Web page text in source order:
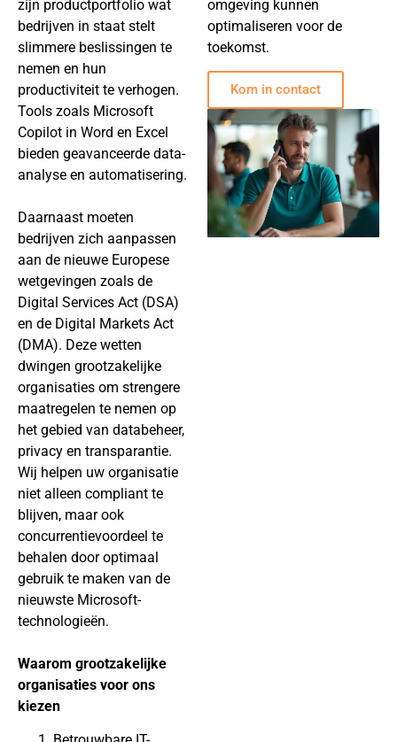
zijn productportfolio wat
bedrijven in staat stelt
slimmere beslissingen te
nemen en hun
productiviteit te verhogen.
Tools zoals Microsoft
Copilot in Word en Excel
bieden geavanceerde data-
analyse en automatisering.
Daarnaast moeten
bedrijven zich aanpassen
aan de nieuwe Europese
wetgevingen zoals de
Digital Services Act (DSA)
en de Digital Markets Act
(DMA). Deze wetten
dwingen grootzakelijke
organisaties om strengere
maatregelen te nemen op
het gebied van databeheer,
privacy en transparantie.
Wij helpen uw organisatie
niet alleen compliant te
blijven, maar ook
concurrentievoordeel te
behalen door optimaal
gebruik te maken van de
nieuwste Microsoft-
technologieën.
Waarom grootzakelijke
organisaties voor ons
kiezen
omgeving kunnen
optimaliseren voor de
toekomst.
Kom in contact